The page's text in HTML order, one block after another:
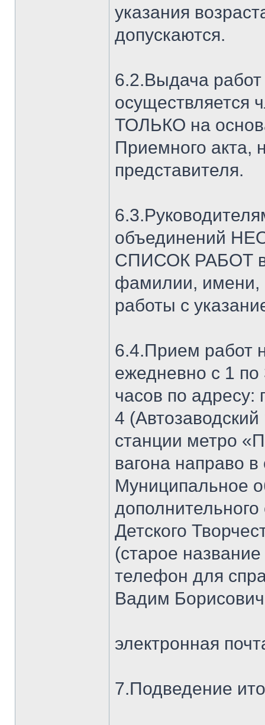
указания
допускаются.
6.2.Выдача работ
осуществляется
ТОЛЬКО на
Приемного акта,
представителя.
объединений
СПИСОК РАБОТ в
фамилии, имени,
работы с
6.4.Прием работ
ежедневно с 1 по
часов по адресу:
4
станции метро
вагона направо
Муниципальное
Детского
(старое
телефон для
Вадим
электронная
7.Подведение